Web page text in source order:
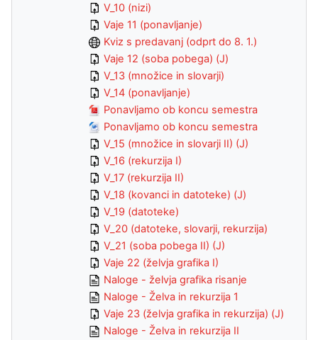
V_10 (nizi)
Vaje 11 (ponavljanje)
Kviz s predavanj (odprt do 8. 1.)
Vaje 12 (soba pobega) (J)
V_13 (množice in slovarji)
V_14 (ponavljanje)
Ponavljamo ob koncu semestra
Ponavljamo ob koncu semestra
V_15 (množice in slovarji II) (J)
V_16 (rekurzija I)
V_17 (rekurzija II)
V_18 (kovanci in datoteke) (J)
V_19 (datoteke)
V_20 (datoteke, slovarji, rekurzija)
V_21 (soba pobega II) (J)
Vaje 22 (želvja grafika I)
Naloge - želvja grafika risanje
Naloge - Želva in rekurzija 1
Vaje 23 (želvja grafika in rekurzija) (J)
Naloge - Želva in rekurzija II